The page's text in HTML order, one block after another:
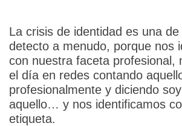
La crisis de identidad es una
detecto a menudo, porque nos
con nuestra faceta profesional,
el día en redes contando
profesionalmente y diciendo
aquello… y nos identificamos
etiqueta.